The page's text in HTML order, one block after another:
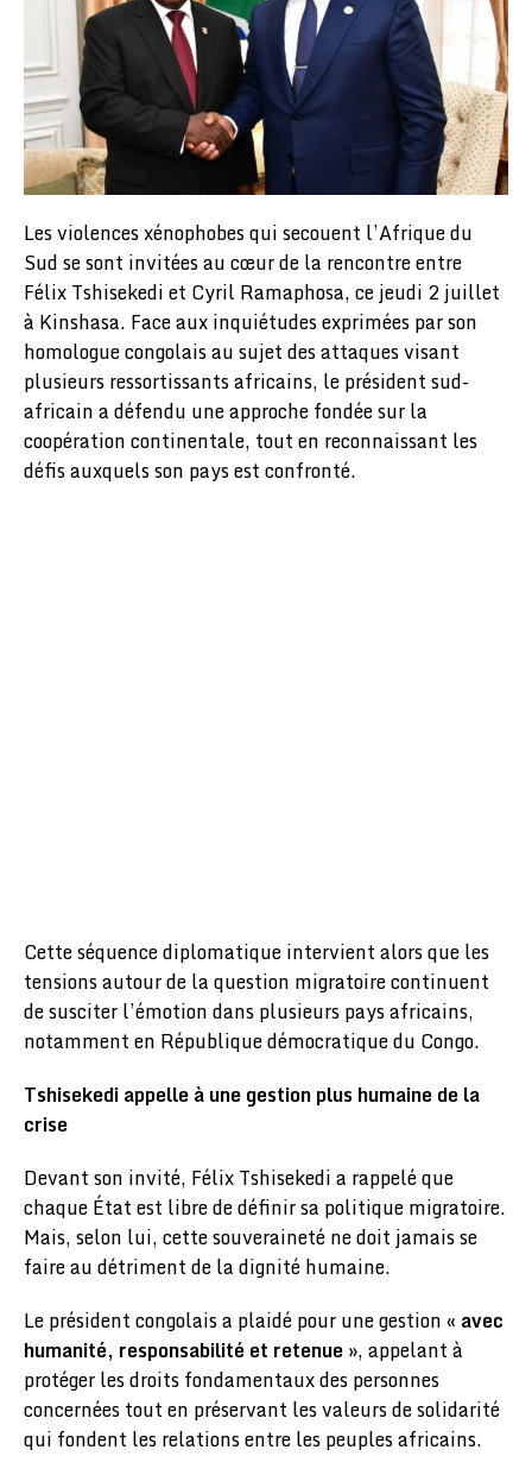
Les violences xénophobes qui secouent l’Afrique du
Sud se sont invitées au cœur de la rencontre entre
Félix Tshisekedi et Cyril Ramaphosa, ce jeudi 2 juillet
à Kinshasa. Face aux inquiétudes exprimées par son
homologue congolais au sujet des attaques visant
plusieurs ressortissants africains, le président sud-
africain a défendu une approche fondée sur la
coopération continentale, tout en reconnaissant les
défis auxquels son pays est confronté.
Cette séquence diplomatique intervient alors que les
tensions autour de la question migratoire continuent
de susciter l’émotion dans plusieurs pays africains,
notamment en République démocratique du Congo.
Tshisekedi appelle à une gestion plus humaine de la
crise
Devant son invité, Félix Tshisekedi a rappelé que
chaque État est libre de définir sa politique migratoire.
Mais, selon lui, cette souveraineté ne doit jamais se
faire au détriment de la dignité humaine.
Le président congolais a plaidé pour une gestion« avec
humanité, responsabilité et retenue », appelant à
protéger les droits fondamentaux des personnes
concernées tout en préservant les valeurs de solidarité
qui fondent les relations entre les peuples africains.